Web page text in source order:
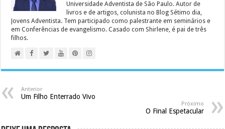
Universidade Adventista de São Paulo. Autor de
livros e de artigos, colunista no Blog Sétimo dia,
Jovens Adventista. Tem participado como palestrante em seminários e
em Conferências de evangelismo. Casado com Shirlene, é pai de três
filhos.
Anterior
Um Filho Enterrado Vivo
Próximo
O Final Espetacular